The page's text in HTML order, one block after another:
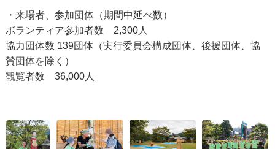
・来場者、参加団体（期間中延べ数）
ボランティア参加者数 2,300人
協力団体数 139団体（実行委員会構成団体、後援団体、協
賛団体を除く）
観覧者数 36,000人